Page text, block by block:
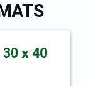
x 40